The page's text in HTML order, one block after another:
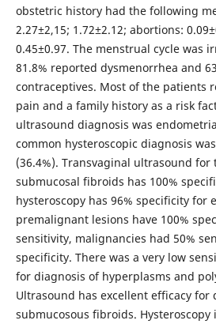
obstetric history had the following
2.27±2,15; 1.72±2.12; abortions:
0.45±0.97. The menstrual cycle was
81.8% reported dysmenorrhea and
contraceptives. Most of the patients
pain and a family history as a risk
ultrasound diagnosis was
common hysteroscopic diagnosis
(36.4%). Transvaginal ultrasound for
submucosal fibroids has 100%
hysteroscopy has 96% specificity for
premalignant lesions have 100%
sensitivity, malignancies had 50%
specificity. There was a very low
for diagnosis of hyperplasms and
Ultrasound has excellent efficacy for
submucosous fibroids. Hysteroscopy